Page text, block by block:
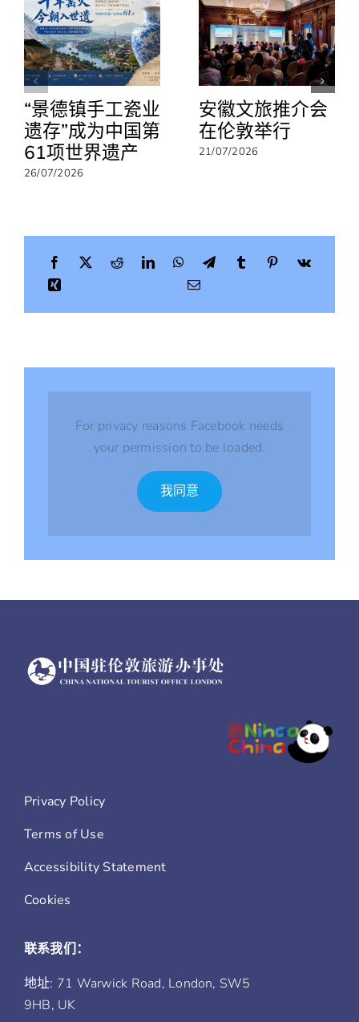
签
政
策
的
通
知
“景德镇手工瓷业
遗存”成为中国第
61项世界遗产
26/07/2026
安徽文旅推介会
在伦敦举行
21/07/2026
For privacy reasons Facebook needs
your permission to be loaded.
我同意
Privacy Policy
Terms of Use
Accessibility Statement
Cookies
联系我们：
地址: 71 Warwick Road, London, SW5
9HB, UK